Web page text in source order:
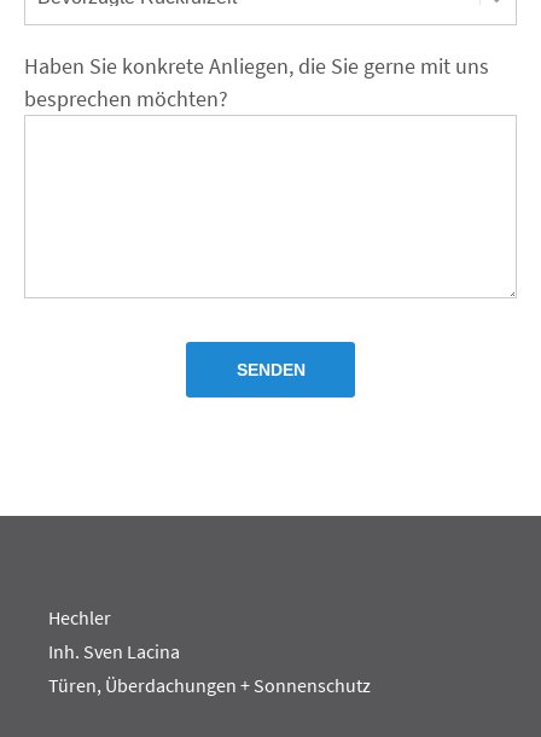
Haben Sie konkrete Anliegen, die Sie gerne mit uns
besprechen möchten?
SENDEN
Hechler
Inh. Sven Lacina
Türen, Überdachungen + Sonnenschutz